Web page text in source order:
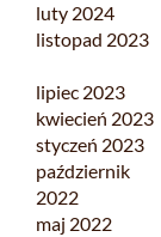
luty 2024
listopad 2023
lipiec 2023
kwiecień 2023
styczeń 2023
październik
2022
maj 2022